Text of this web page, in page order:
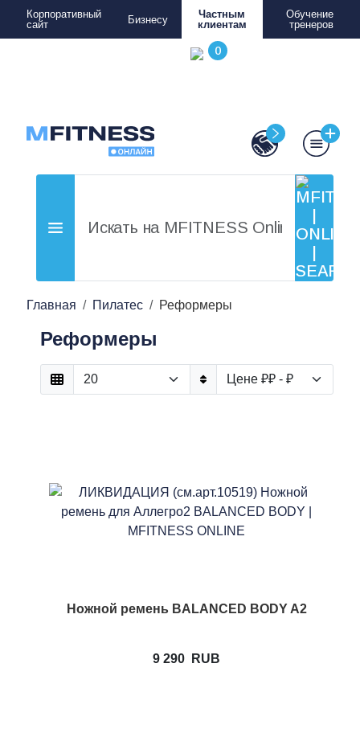
Корпоративный
сайт
Бизнесу
Частным
клиентам
Обучение
тренеров
Главная Пилатес Реформеры
Реформеры
Ножной ремень BALANCED BODY A2
9 290 RUB